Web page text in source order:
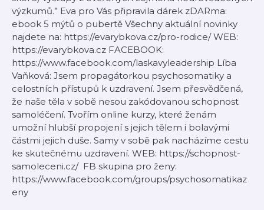
výzkumů.” Eva pro Vás připravila dárek zDARma:
ebook ⁠5 mýtů o pubertě⁠ Všechny aktuální novinky
najdete na: ⁠https://evarybkova.cz/pro-rodice/⁠ WEB:
⁠https://evarybkova.cz⁠ FACEBOOK:
⁠https://www.facebook.com/laskavyleadership⁠ Líba
Vaňková: Jsem propagátorkou psychosomatiky a
celostních přístupů k uzdravení. Jsem přesvědčená,
že naše těla v sobě nesou zakódovanou schopnost
samoléčení. Tvořím online kurzy, které ženám
umožní hlubší propojení s jejich tělem i bolavými
částmi jejich duše. Samy v sobě pak nacházíme cestu
ke skutečnému uzdravení. WEB: ⁠https://schopnost-
samoleceni.cz/⁠ FB skupina pro ženy:
⁠https://www.facebook.com/groups/psychosomatikaz
eny⁠